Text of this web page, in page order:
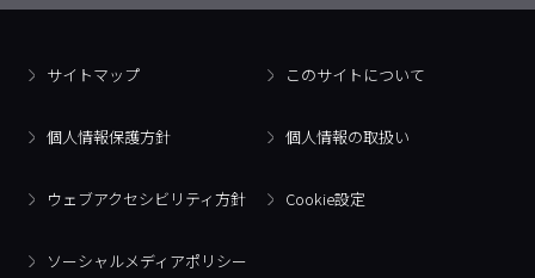
サイトマップ このサイトについて
個人情報保護方針 個人情報の取扱い
ウェブアクセシビリティ方針 Cookie設定
ソーシャルメディアポリシー